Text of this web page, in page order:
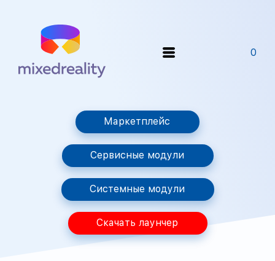
0
Маркетплейс
Сервисные модули
Системные модули
Скачать лаунчер